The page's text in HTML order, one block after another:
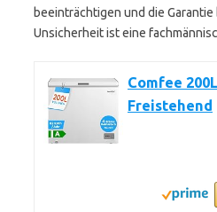
beeinträchtigen und die
Unsicherheit ist eine
Comfee
Freistehend